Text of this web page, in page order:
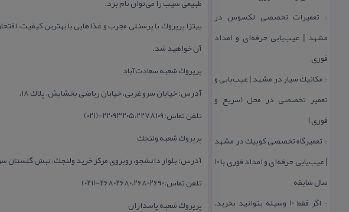
:: تعمیرات تخصصی لكسوس در
مشهد | عیب‌یابی حرفه‌ای و امداد
فوری
:: مكانیك سیار در مشهد | عیب‌یابی و
تعمیر تخصصی در محل (سریع و
فوری)
:: تعمیرگاه تخصصی كوییك در مشهد
| عیب‌یابی حرفه‌ای و امداد فوری با ۱۰
سال سابقه
::
اگر فقط 10 وسیله بتوانید بخرید،
پیتزا پرپروك با پرسنلی مجرب و غذاهایی با بهترین كیفیت،
آن خواهید شد.
پرپروك شعبه سعادت‌آباد
آدرس: خیابان سرو غربی، خیابان ریاضی بخشایش، پلاك ۱۸.
تلفن تماس:۲۲۰۹۳۲۰۵‌،۲۲۷۸۱۰۹-(۰۲۱)
پرپروك شعبه ولنجك
آدرس: بلوار دانشجو، روبروی مركز خرید ولنجك، نبش گلستان
تلفن تماس:۲۶۸۰۲۶۸۰‌،۲۶۸۰۲۶۹۰-(۰۲۱)
پرپروك شعبه پاسداران